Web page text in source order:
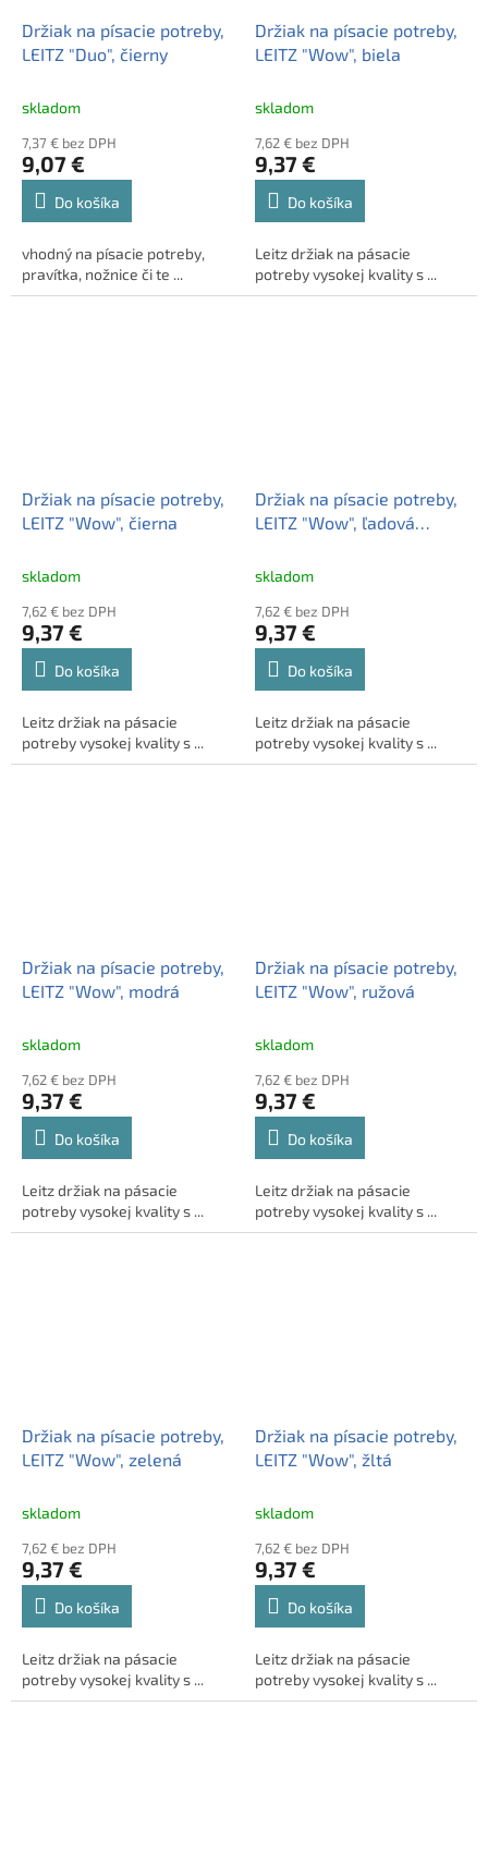
Držiak na písacie potreby,
LEITZ "Duo", čierny
skladom
7,37 € bez DPH
9,07 €
Do košíka
vhodný na písacie potreby,
pravítka, nožnice či te ...
Držiak na písacie potreby,
LEITZ "Wow", biela
skladom
7,62 € bez DPH
9,37 €
Do košíka
Leitz držiak na pásacie
potreby vysokej kvality s ...
Držiak na písacie potreby,
LEITZ "Wow", čierna
skladom
7,62 € bez DPH
9,37 €
Do košíka
Leitz držiak na pásacie
potreby vysokej kvality s ...
Držiak na písacie potreby,
LEITZ "Wow", ľadová
skladom
7,62 € bez DPH
9,37 €
Do košíka
Leitz držiak na pásacie
potreby vysokej kvality s ...
Držiak na písacie potreby,
LEITZ "Wow", modrá
skladom
7,62 € bez DPH
9,37 €
Do košíka
Leitz držiak na pásacie
potreby vysokej kvality s ...
Držiak na písacie potreby,
LEITZ "Wow", ružová
skladom
7,62 € bez DPH
9,37 €
Do košíka
Leitz držiak na pásacie
potreby vysokej kvality s ...
Držiak na písacie potreby,
LEITZ "Wow", zelená
skladom
7,62 € bez DPH
9,37 €
Do košíka
Leitz držiak na pásacie
potreby vysokej kvality s ...
Držiak na písacie potreby,
LEITZ "Wow", žltá
skladom
7,62 € bez DPH
9,37 €
Do košíka
Leitz držiak na pásacie
potreby vysokej kvality s ...